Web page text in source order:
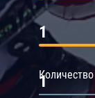
1
1